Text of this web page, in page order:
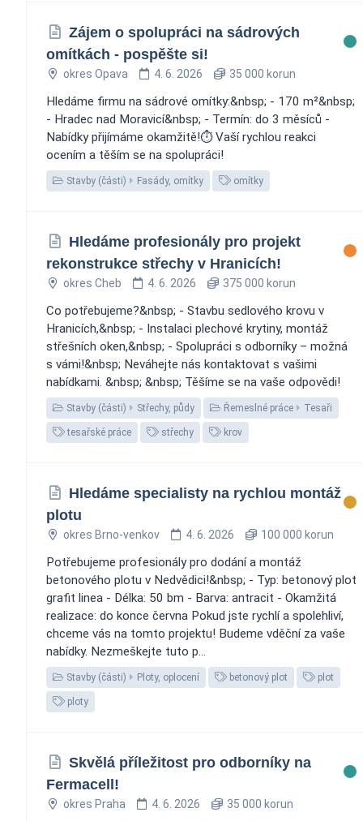
Zájem o spolupráci na sádrových
omítkách - pospěšte si!
okres Opava 4. 6. 2026 35 000 korun
Hledáme firmu na sádrové omítky:&nbsp; - 170 m²&nbsp;
- Hradec nad Moravicí&nbsp; - Termín: do 3 měsíců -
Nabídky přijímáme okamžitě!⏱️ Vaší rychlou reakci
ocením a těším se na spolupráci!
Stavby (části) Fasády, omítky omítky
Hledáme profesionály pro projekt
rekonstrukce střechy v Hranicích!
okres Cheb 4. 6. 2026 375 000 korun
Co potřebujeme?&nbsp; - Stavbu sedlového krovu v
Hranicích,&nbsp; - Instalaci plechové krytiny, montáž
střešních oken,&nbsp; - Spolupráci s odborníky – možná
s vámi!&nbsp; Neváhejte nás kontaktovat s vašimi
nabídkami. &nbsp; &nbsp; Těšíme se na vaše odpovědi!
Stavby (části) Střechy, půdy Řemeslné práce Tesaři
tesařské práce střechy krov
Hledáme specialisty na rychlou montáž
plotu
okres Brno-venkov 4. 6. 2026 100 000 korun
Potřebujeme profesionály pro dodání a montáž
betonového plotu v Nedvědici!&nbsp; - Typ: betonový plot
grafit linea - Délka: 50 bm - Barva: antracit - Okamžitá
realizace: do konce června Pokud jste rychlí a spolehliví,
chceme vás na tomto projektu! Budeme vděční za vaše
nabídky. Nezmeškejte tuto p...
Stavby (části) Ploty, oplocení betonový plot plot
ploty
Skvělá příležitost pro odborníky na
Fermacell! ️
okres Praha 4. 6. 2026 35 000 korun